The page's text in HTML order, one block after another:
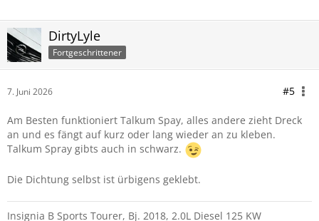
DirtyLyle
Fortgeschrittener
7. Juni 2026 #5
Am Besten funktioniert Talkum Spay, alles andere zieht Dreck
an und es fängt auf kurz oder lang wieder an zu kleben.
Talkum Spray gibts auch in schwarz.
Die Dichtung selbst ist ürbigens geklebt.
Insignia B Sports Tourer, Bj. 2018, 2.0L Diesel 125 KW